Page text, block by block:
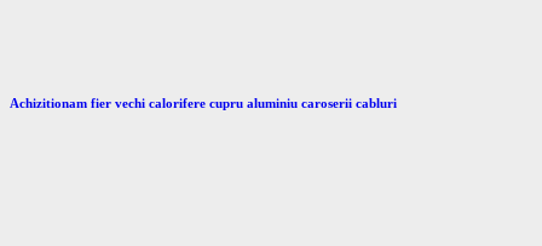
Achizitionam fier vechi calorifere cupru aluminiu caroserii cabluri